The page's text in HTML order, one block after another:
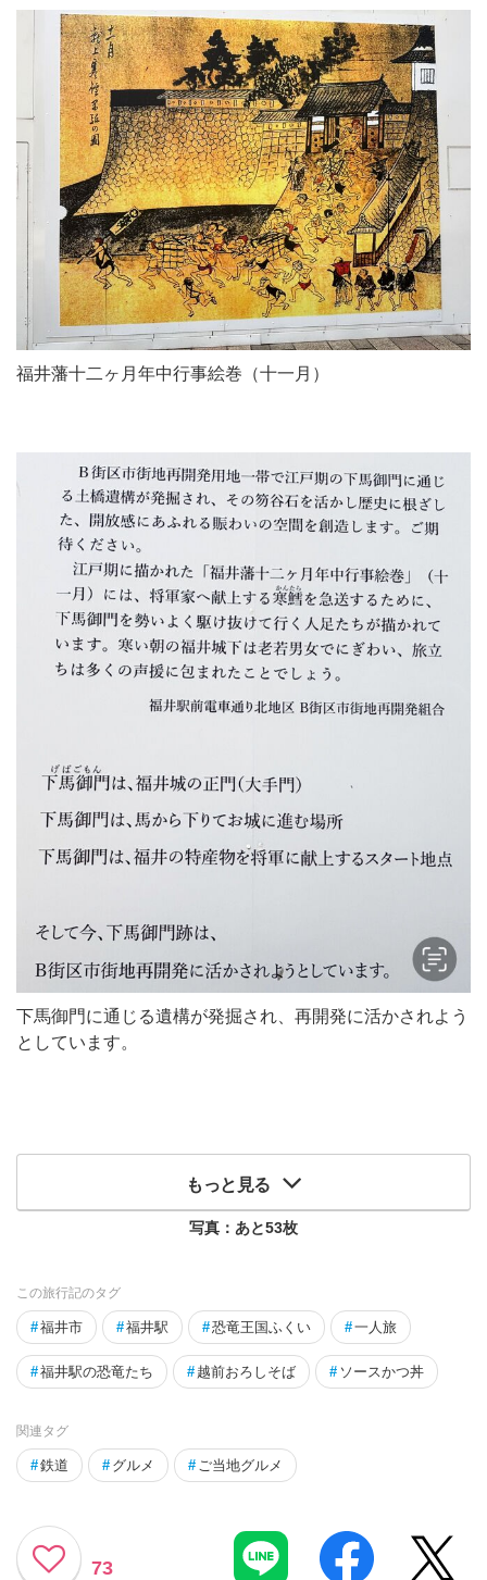
福井藩十二ヶ月年中行事絵巻（十一月）
下馬御門に通じる遺構が発掘され、再開発に活かされよう
としています。
もっと見る
写真：あと53枚
この旅行記のタグ
#福井市 #福井駅 #恐竜王国ふくい #一人旅
#福井駅の恐竜たち # 越前おろしそば # ソースかつ丼
関連タグ
#鉄道 # グルメ # ご当地グルメ
73